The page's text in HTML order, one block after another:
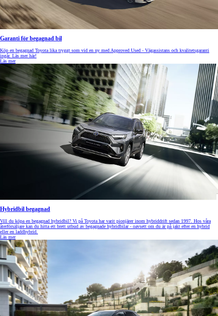
Garanti för begagnad bil
Köp en begagnad Toyota lika tryggt som vid en ny med Approved Used - Vägassistans och kvalitetsgaranti
ingår. Läs mer här!
Läs mer
Hybridbil begagnad
Vill du köpa en begagnad hybridbil? Vi på Toyota har varit pionjärer inom hybriddrift sedan 1997. Hos våra
återförsäljare kan du hitta ett brett utbud av begagnade hybridbilar - oavsett om du är på jakt efter en hybrid
eller en laddhybrid.
Läs mer